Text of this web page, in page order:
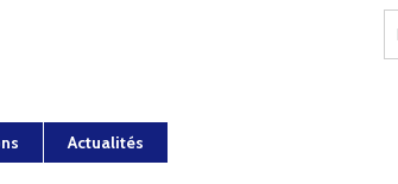
Actualités